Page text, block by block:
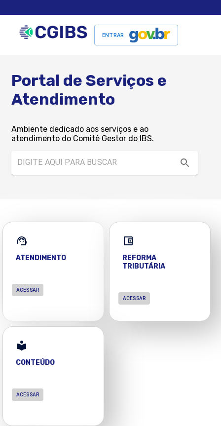
ENTRAR
Portal de Serviços e
Atendimento
Ambiente dedicado aos serviços e ao
atendimento do Comitê Gestor do IBS.
ATENDIMENTO
ACESSAR
REFORMA
TRIBUTÁRIA
ACESSAR
CONTEÚDO
ACESSAR